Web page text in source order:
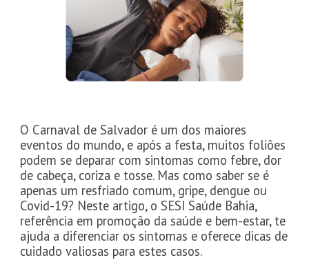
O Carnaval de Salvador é um dos maiores
eventos do mundo, e após a festa, muitos foliões
podem se deparar com sintomas como febre, dor
de cabeça, coriza e tosse. Mas como saber se é
apenas um resfriado comum, gripe, dengue ou
Covid-19? Neste artigo, o SESI Saúde Bahia,
referência em promoção da saúde e bem-estar, te
ajuda a diferenciar os sintomas e oferece dicas de
cuidado valiosas para estes casos.